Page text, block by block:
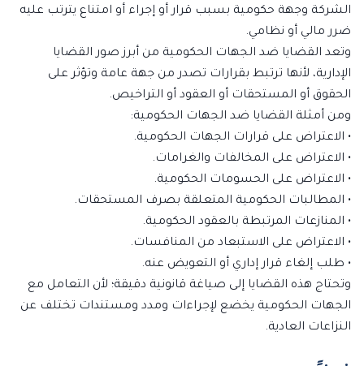
الشركة وجهة حكومية بسبب قرار أو إجراء أو امتناع يترتب عليه
ضرر مالي أو نظامي.
وتعد القضايا ضد الجهات الحكومية من أبرز صور القضايا
الإدارية، لأنها ترتبط بقرارات تصدر من جهة عامة وتؤثر على
الحقوق أو المستحقات أو العقود أو التراخيص.
ومن أمثلة القضايا ضد الجهات الحكومية:
• الاعتراض على قرارات الجهات الحكومية.
• الاعتراض على المخالفات والغرامات.
• الاعتراض على الحسومات الحكومية.
• المطالبات الحكومية المتعلقة بصرف المستحقات.
• المنازعات المرتبطة بالعقود الحكومية.
• الاعتراض على الاستبعاد من المنافسات.
• طلب إلغاء قرار إداري أو التعويض عنه.
وتحتاج هذه القضايا إلى صياغة قانونية دقيقة؛ لأن التعامل مع
الجهات الحكومية يخضع لإجراءات ومدد ومستندات تختلف عن
النزاعات العادية.